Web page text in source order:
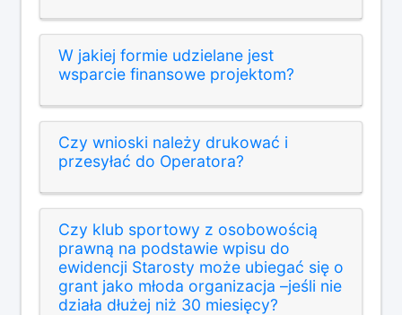
W jakiej formie udzielane jest
wsparcie finansowe projektom?
Czy wnioski należy drukować i
przesyłać do Operatora?
Czy klub sportowy z osobowością
prawną na podstawie wpisu do
ewidencji Starosty może ubiegać się o
grant jako młoda organizacja –jeśli nie
działa dłużej niż 30 miesięcy?